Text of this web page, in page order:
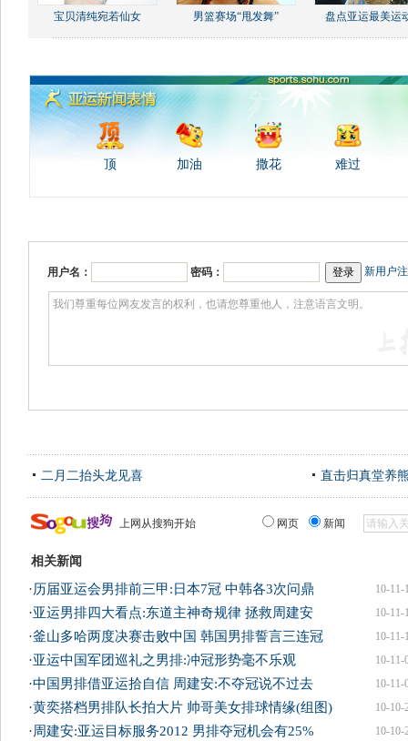
宝贝清纯宛若仙女 男篮赛场“甩发舞” 盘点亚运最美运
顶 加油 撒花 难过
用户名： 密码： 新用户
二月二抬头龙见喜 直击归真堂养
上网从搜狗开始 网页 新闻
相关新闻
10-11-
·历届亚运会男排前三甲:日本7冠 中韩各3次问鼎
10-11-
·亚运男排四大看点:东道主神奇规律 拯救周建安
10-11-
·釜山多哈两度决赛击败中国 韩国男排誓言三连冠
10-11-
·亚运中国军团巡礼之男排:冲冠形势毫不乐观
10-11-
·中国男排借亚运拾自信 周建安:不夺冠说不过去
10-10-
·黄奕搭档男排队长拍大片 帅哥美女排球情缘(组图)
10-10-
·周建安:亚运目标服务2012 男排夺冠机会有25%